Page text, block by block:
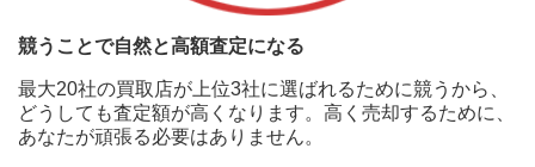
競うことで自然と高額査定になる
最大20社の買取店が上位3社に選ばれるために競うから、
どうしても査定額が高くなります。高く売却するために、
あなたが頑張る必要はありません。